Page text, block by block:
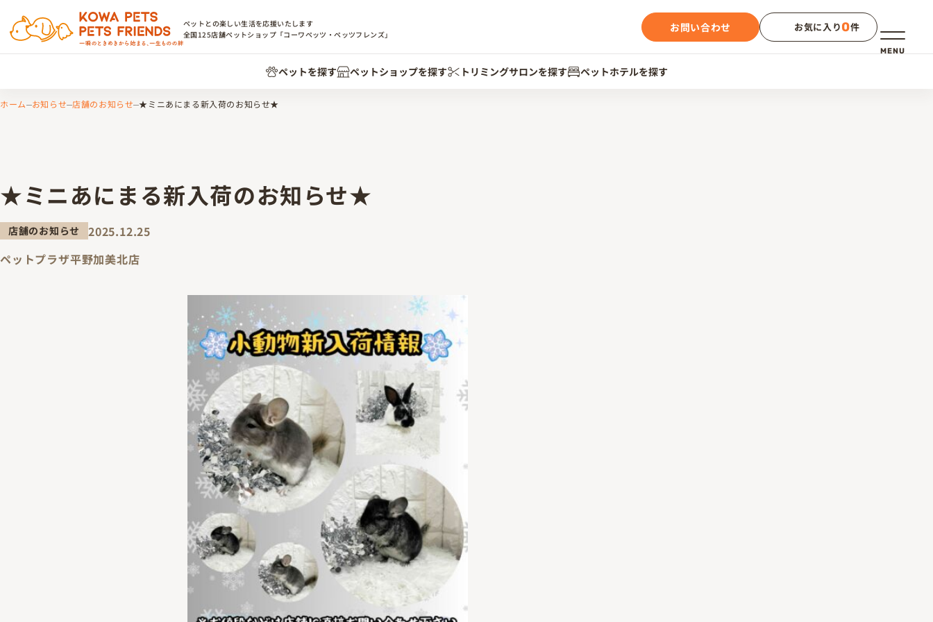
メニュー
MENU
ペットとの楽しい生活を応援いたします
全国125店舗ペットショップ「コーワペッツ・ペッツフレンズ」
お問い合わせ お気に入り0件
ペットを探す ペットショップを探す トリミングサロンを探す ペットホテルを探す
ホーム お知らせ 店舗のお知らせ ★ミニあにまる新入荷のお知らせ★
★ミニあにまる新入荷のお知らせ★
店舗のお知らせ
2025.12.25
ペットプラザ平野加美北店